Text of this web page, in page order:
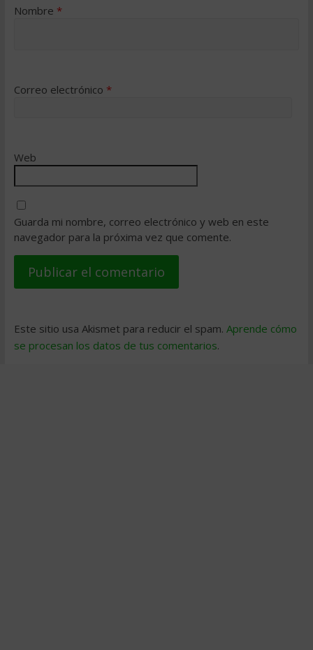
Nombre *
Correo electrónico *
Web
Guarda mi nombre, correo electrónico y web en este
navegador para la próxima vez que comente.
Este sitio usa Akismet para reducir el spam. Aprende cómo
se procesan los datos de tus comentarios.